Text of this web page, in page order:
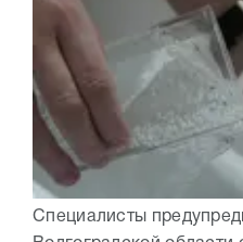
Специалисты